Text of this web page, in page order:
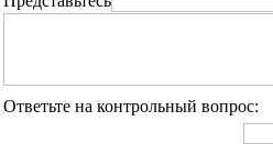
Ответьте на контрольный вопрос: